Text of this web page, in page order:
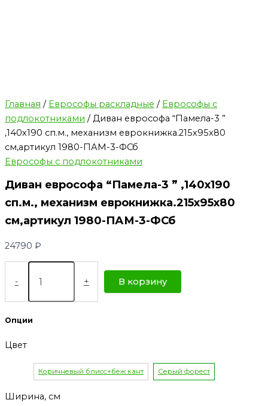
Главная / Еврософы раскладные / Еврософы с
подлокотниками / Диван еврософа “Памела-3 ”
,140х190 сп.м., механизм еврокнижка.215х95х80
см,артикул 1980-ПАМ-3-ФСб
Еврософы с подлокотниками
Диван еврософа “Памела-3 ” ,140х190
сп.м., механизм еврокнижка.215х95х80
см,артикул 1980-ПАМ-3-ФСб
24790 ₽
- + В корзину
Опции
Цвет
Коричневый блисс+беж кант Серый форест
Ширина, см